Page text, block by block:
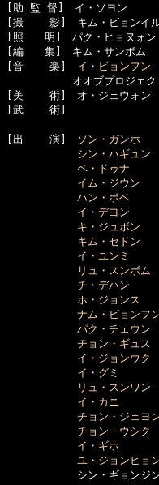
[助 監 督]　イ・ソヨン
[撮    影]　キム・ビョンイ
[照　　明]　パク・ヒョヌォン
[編　　集]　キム・サンボム
[音    楽] イ・ビョンフン
　　　　　オオブプロジェ
[美    術]　オ・ジェウォン
[武    術]
[出    演] ソン・ガンホ →
シン・ハギュン
ペ・ドゥナ →
イム・ジウン →
ハン・ボベ →
イ・デヨン →
キ・ジュボン →
キム・セドン →
イ・ユンミ
→
リュ・スンボム
チ・デハン →
ホ・ジョンス →
ナム・ビョンフ
パク・チェウン
チョン・ギュス
イ・ジョンウク
イ・グミ
→　
リュ・スンワン
イ・カニ →　
チョン・ジェヨ
チョン・ウシク
イ・ギホ →
ユ・ジョンヒョ
　　　シン・ギョンジ